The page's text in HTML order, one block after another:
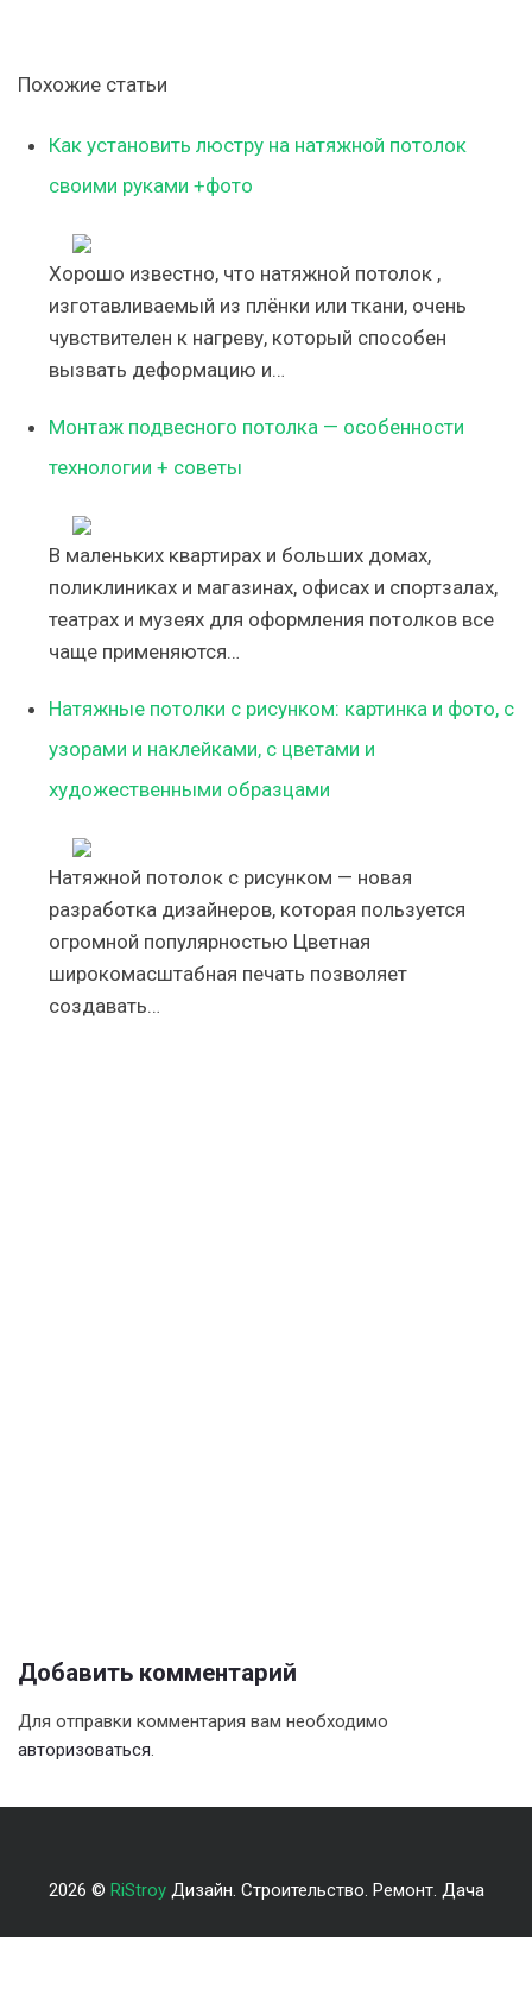
Похожие статьи
Как установить люстру на натяжной потолок
своими руками +фото
Хорошо известно, что натяжной потолок ,
изготавливаемый из плёнки или ткани, очень
чувствителен к нагреву, который способен
вызвать деформацию и…
Монтаж подвесного потолка — особенности
технологии + советы
В маленьких квартирах и больших домах,
поликлиниках и магазинах, офисах и спортзалах,
театрах и музеях для оформления потолков все
чаще применяются…
Натяжные потолки с рисунком: картинка и фото, с
узорами и наклейками, с цветами и
художественными образцами
Натяжной потолок с рисунком — новая
разработка дизайнеров, которая пользуется
огромной популярностью Цветная
широкомасштабная печать позволяет
создавать…
Добавить комментарий
Для отправки комментария вам необходимо
авторизоваться
2026 © RiStroyДизайн. Строительство. Ремонт. Дача